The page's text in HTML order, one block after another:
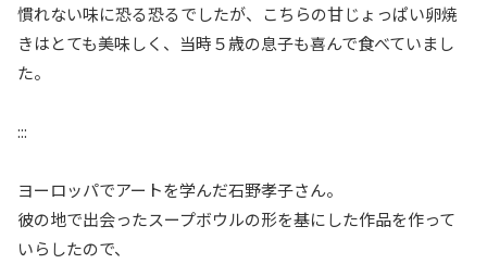
慣れない味に恐る恐るでしたが、こちらの甘じょっぱい卵焼
きはとても美味しく、当時５歳の息子も喜んで食べていまし
た。
:::
ヨーロッパでアートを学んだ石野孝子さん。
彼の地で出会ったスープボウルの形を基にした作品を作って
いらしたので、